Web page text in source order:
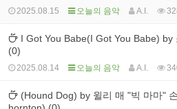
2025.08.15 오늘의 음악 A.I.
I Got You Babe(I Got You Babe)
(0)
2025.08.14 오늘의 음악 A.I.
(Hound Dog) by 윌리 매 "빅 마마"